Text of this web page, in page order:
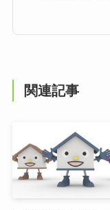
関連記事